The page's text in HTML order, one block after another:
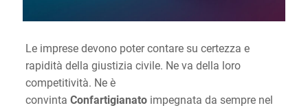
Le imprese devono poter contare su certezza e
rapidità della giustizia civile. Ne va della loro
competitività. Ne è
convinta Confartigianatoimpegnata da sempre nel